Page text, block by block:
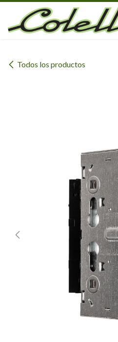
Ir al contenido
Todos los productos